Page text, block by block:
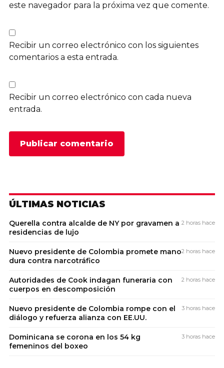
este navegador para la próxima vez que comente.
Recibir un correo electrónico con los siguientes
comentarios a esta entrada.
Recibir un correo electrónico con cada nueva
entrada.
ÚLTIMAS NOTICIAS
Querella contra alcalde de NY por gravamen a
residencias de lujo
2 horas hace
Nuevo presidente de Colombia promete mano
dura contra narcotráfico
2 horas hace
Autoridades de Cook indagan funeraria con
cuerpos en descomposición
2 horas hace
Nuevo presidente de Colombia rompe con el
diálogo y refuerza alianza con EE.UU.
3 horas hace
Dominicana se corona en los 54 kg
femeninos del boxeo
3 horas hace